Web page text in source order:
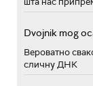
Dvojnik mog
Вероватно
сличну ДНК